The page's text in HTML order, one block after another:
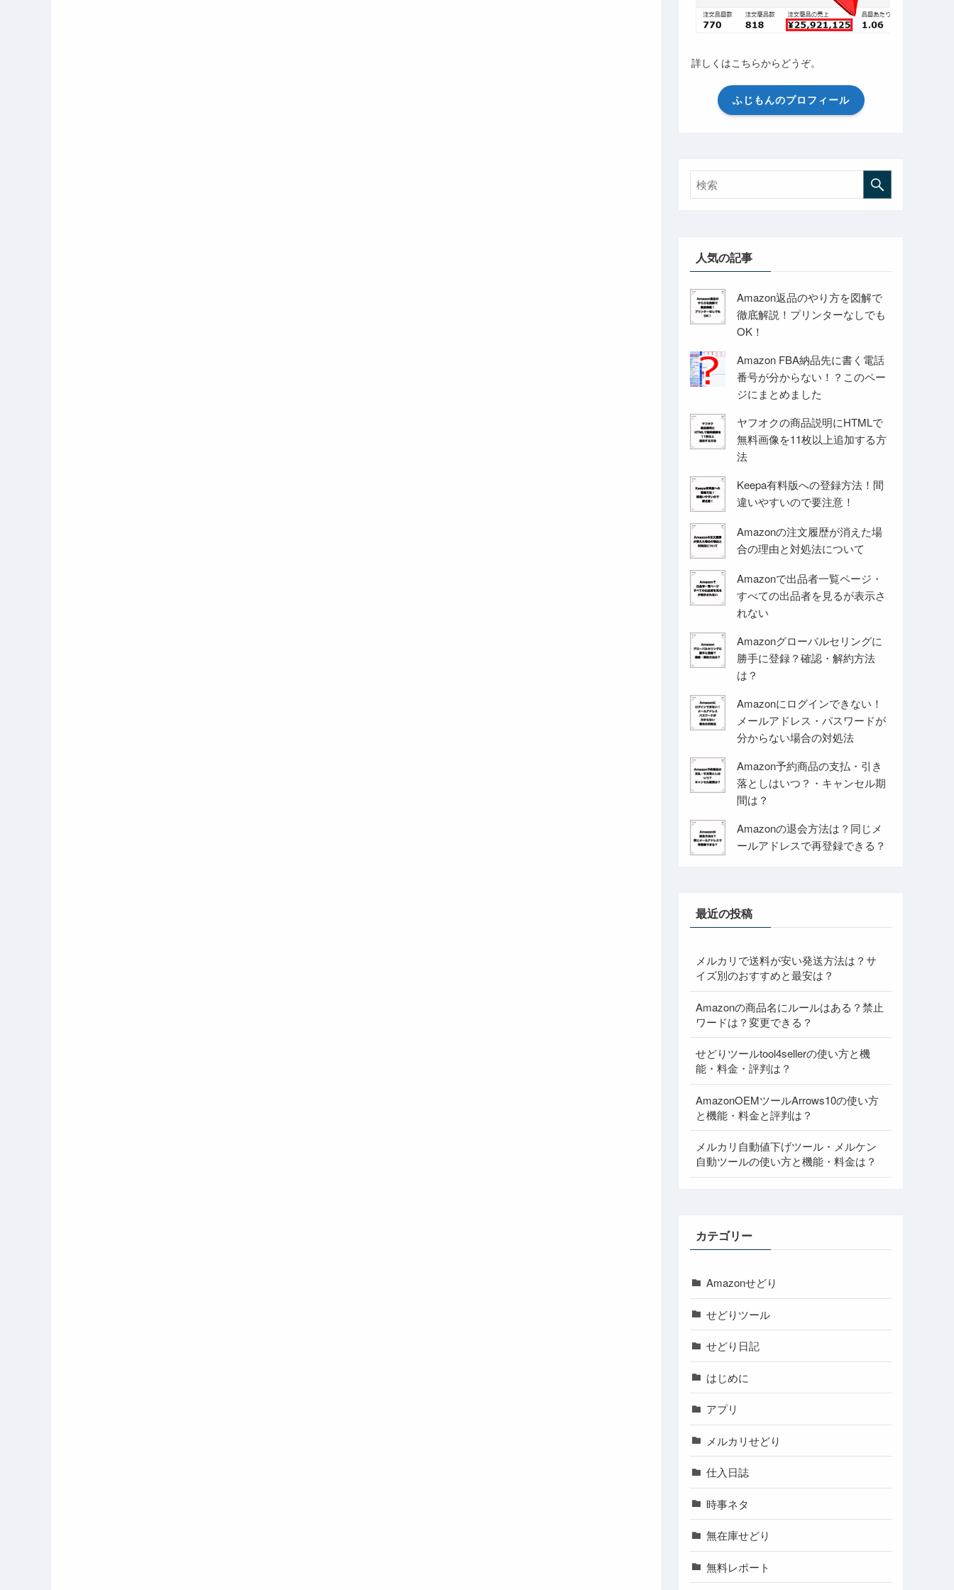
詳しくはこちらからどうぞ。
ふじもんのプロフィール
人気の記事
Amazon返品のやり方を図解で
徹底解説！プリンターなしでも
OK！
Amazon FBA納品先に書く電話
番号が分からない！？このペー
ジにまとめました
ヤフオクの商品説明にHTMLで
無料画像を11枚以上追加する方
法
Keepa有料版への登録方法！間
違いやすいので要注意！
Amazonの注文履歴が消えた場
合の理由と対処法について
Amazonで出品者一覧ページ・
すべての出品者を見るが表示さ
れない
Amazonグローバルセリングに
勝手に登録？確認・解約方法
は？
Amazonにログインできない！
メールアドレス・パスワードが
分からない場合の対処法
Amazon予約商品の支払・引き
落としはいつ？・キャンセル期
間は？
Amazonの退会方法は？同じメ
ールアドレスで再登録できる？
最近の投稿
メルカリで送料が安い発送方法は？サ
イズ別のおすすめと最安は？
Amazonの商品名にルールはある？禁止
ワードは？変更できる？
せどりツールtool4sellerの使い方と機
能・料金・評判は？
AmazonOEMツールArrows10の使い方
と機能・料金と評判は？
メルカリ自動値下げツール・メルケン
自動ツールの使い方と機能・料金は？
カテゴリー
Amazonせどり
せどりツール
せどり日記
はじめに
アプリ
メルカリせどり
仕入日誌
時事ネタ
無在庫せどり
無料レポート